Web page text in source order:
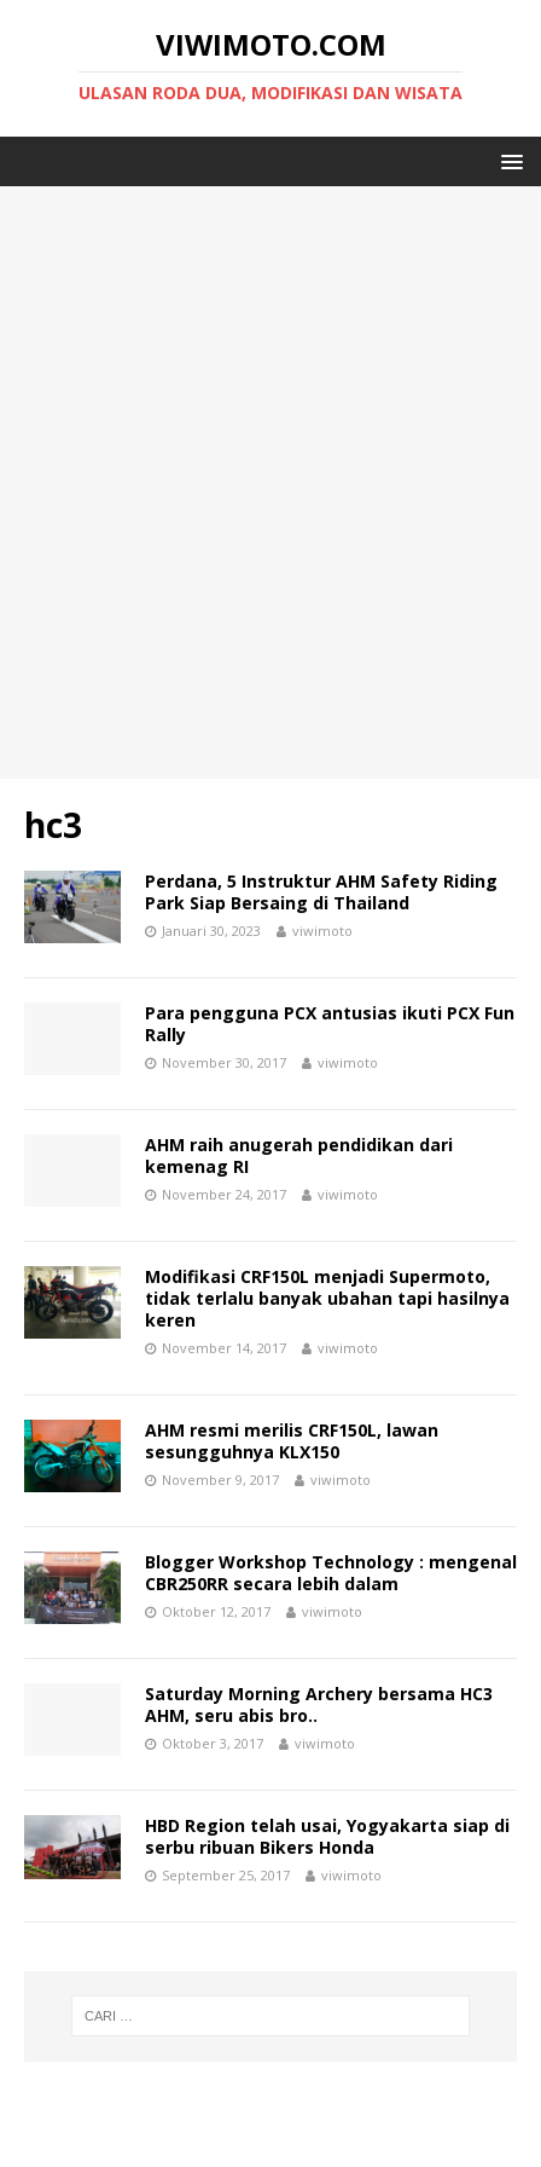
VIWIMOTO.COM
ULASAN RODA DUA, MODIFIKASI DAN WISATA
hc3
Perdana, 5 Instruktur AHM Safety Riding
Park Siap Bersaing di Thailand
Januari 30, 2023 viwimoto
Para pengguna PCX antusias ikuti PCX Fun
Rally
November 30, 2017 viwimoto
AHM raih anugerah pendidikan dari
kemenag RI
November 24, 2017 viwimoto
Modifikasi CRF150L menjadi Supermoto,
tidak terlalu banyak ubahan tapi hasilnya
keren
November 14, 2017 viwimoto
AHM resmi merilis CRF150L, lawan
sesungguhnya KLX150
November 9, 2017 viwimoto
Blogger Workshop Technology : mengenal
CBR250RR secara lebih dalam
Oktober 12, 2017 viwimoto
Saturday Morning Archery bersama HC3
AHM, seru abis bro..
Oktober 3, 2017 viwimoto
HBD Region telah usai, Yogyakarta siap di
serbu ribuan Bikers Honda
September 25, 2017 viwimoto